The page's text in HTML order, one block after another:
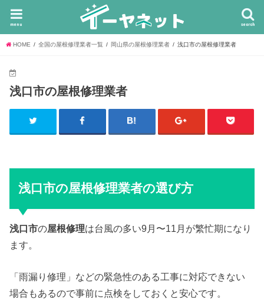
search
menu
HOME 全国の屋根修理業者一覧 岡山県の屋根修理業者 浅口市の屋根修理業者
浅口市の屋根修理業者
浅口市の屋根修理業者の選び方
浅口市の屋根修理は台風の多い9月〜11月が繁忙期になり
ます。
「雨漏り修理」などの緊急性のある工事に対応できない
場合もあるので事前に点検をしておくと安心です。